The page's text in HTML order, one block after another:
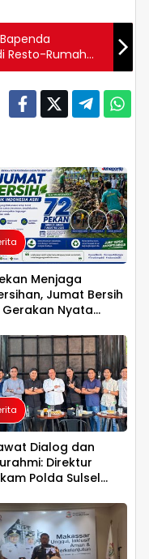
Resto-Rumah
Menjaga
Jumat Bersih
Nyata
Dialog dan
Direktur
Polda Sulsel
PBHI